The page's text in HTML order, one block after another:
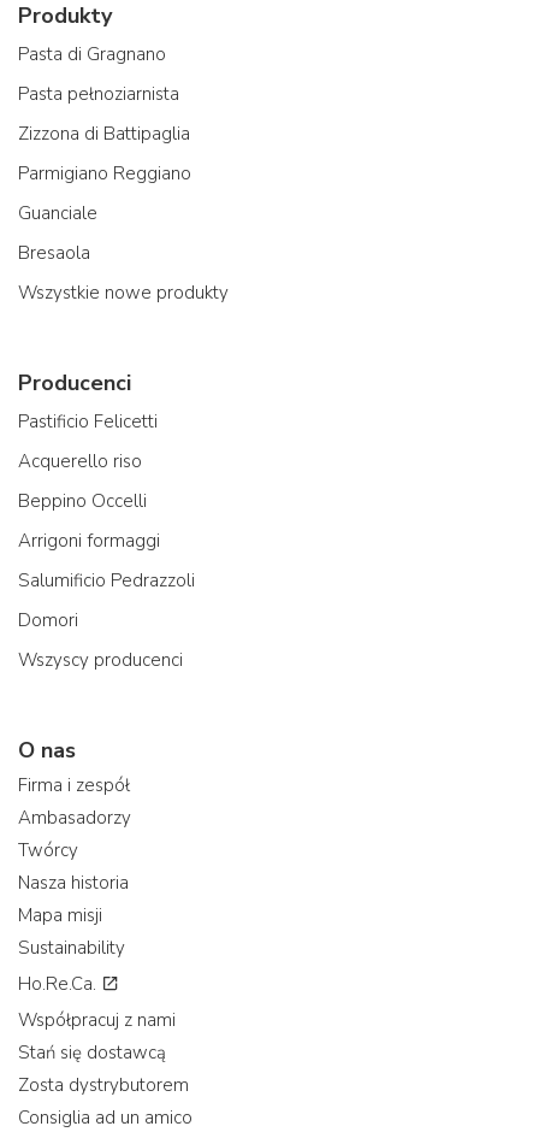
Produkty
Pasta di Gragnano
Pasta pełnoziarnista
Zizzona di Battipaglia
Parmigiano Reggiano
Guanciale
Bresaola
Wszystkie nowe produkty
Producenci
Pastificio Felicetti
Acquerello riso
Beppino Occelli
Arrigoni formaggi
Salumificio Pedrazzoli
Domori
Wszyscy producenci
O nas
Firma i zespół
Ambasadorzy
Twórcy
Nasza historia
Mapa misji
Sustainability
Ho.Re.Ca.
Współpracuj z nami
Stań się dostawcą
Zosta dystrybutorem
Consiglia ad un amico